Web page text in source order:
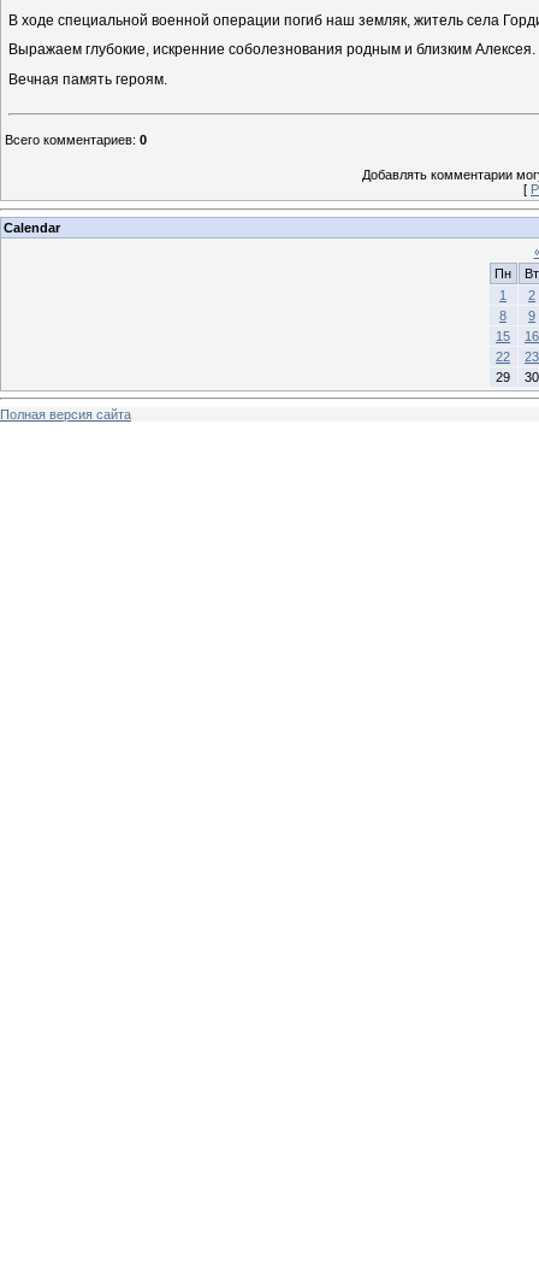
В ходе специальной военной операции погиб наш земляк, житель села
Выражаем глубокие, искренние соболезнования родным и близким Алексея.
Вечная память героям.
Всего комментариев: 0
Добавлять комментарии
[
Calendar
Пн
Вт
1
2
8
9
15
16
22
23
29
30
Полная версия сайта